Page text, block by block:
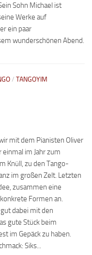
Sohn Michael ist
Werke auf
ein paar
wunderschönen Abend.
/ TANGOYIM
mit dem Pianisten Oliver
im Jahr zum
Knüll, zu den Tango-
im großen Zelt. Letzten
zusammen eine
Formen an.
dabei mit den
gute Stück beim
im Gepäck zu haben.
Siks...